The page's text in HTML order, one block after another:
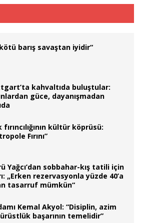
barış savaştan iyidir“
kahvaltıda buluştular:
güce, dayanışmadan
fırıncılığının kültür köprüsü:
Fırını”
Yağcı’dan sobbahar-kış tatili için
„Erken rezervasyonla yüzde 40’a
tasarruf mümkün“
Kemal Akyol: “Disiplin, azim
başarının temelidir”